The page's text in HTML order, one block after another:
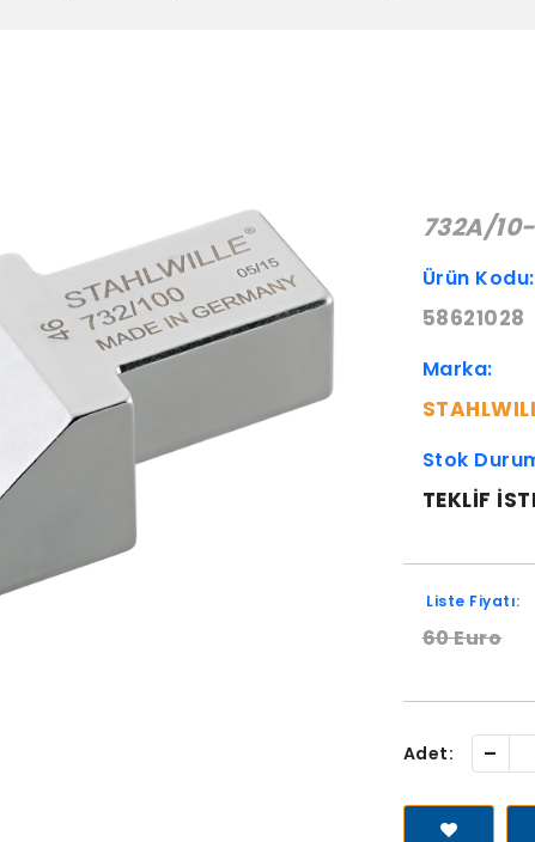
732A/
Ürün Kodu:
58621028
Marka:
Stok
TEKLIF
Liste Fiyatı:
60 Euro
Adet: -